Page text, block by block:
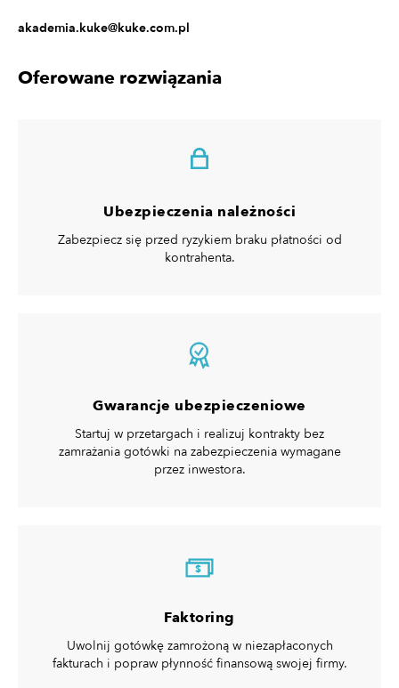
akademia.kuke@kuke.com.pl
Oferowane rozwiązania
Ubezpieczenia należności
Zabezpiecz się przed ryzykiem braku płatności od
kontrahenta.
Gwarancje ubezpieczeniowe
Startuj w przetargach i realizuj kontrakty bez
zamrażania gotówki na zabezpieczenia wymagane
przez inwestora.
$
Faktoring
Uwolnij gotówkę zamrożoną w niezapłaconych
fakturach i popraw płynność finansową swojej firmy.